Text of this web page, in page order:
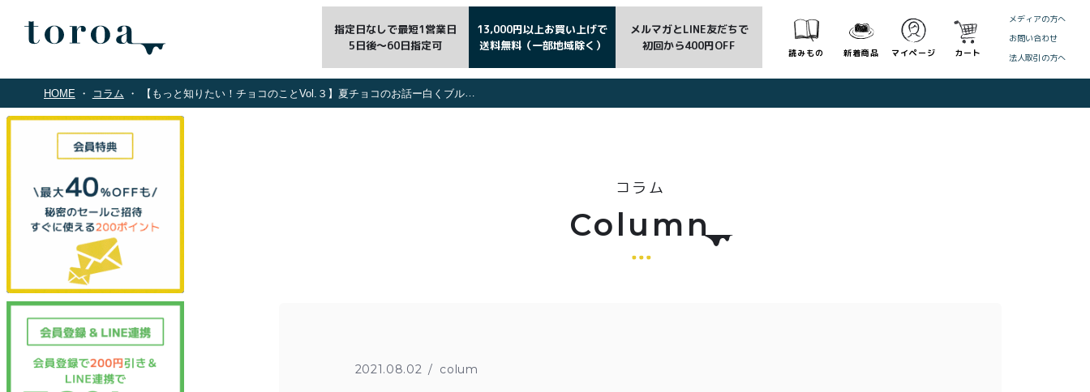
指定日なしで最短1営業日
5日後〜60日指定可
13,000円以上お買い上げで
送料無料（一部地域除く）
メルマガとLINE友だちで
初回から400円OFF
読みもの 新着商品 マイページ カート
メディアの方へ
お問い合わせ
法人取引の方へ
CLOSE
HOME コラム 【もっと知りたい！チョコのことVol.３】夏チョコのお話ー白くブルーミングしたチョコはどうしたらいい？
コラム
Column
2021.08.02 colum